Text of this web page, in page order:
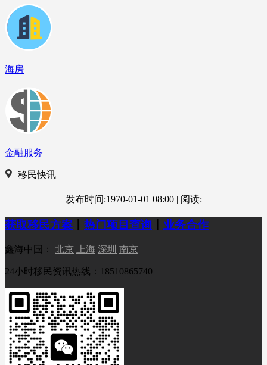
海房
金融服务
移民快讯
发布时间:1970-01-01 08:00 | 阅读:
获取移民方案 热门项目查询 业务合作
鑫海中国： 北京 上海 深圳 南京
24小时移民资讯热线：18510865740